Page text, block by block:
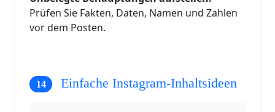
Prüfen Sie Fakten, Daten, Namen und Zahlen
vor dem Posten.
Einfache Instagram-Inhaltsideen